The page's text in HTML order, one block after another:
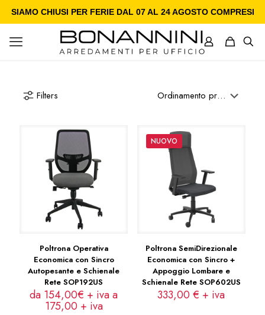
SIAMO CHIUSI PER FERIE DAL 07 AL 24 AGOSTO COMPRESI
Filters
Poltrona Operativa
Economica con Sincro
Autopesante e Schienale
Rete SOP192US
da 154,00€ + iva a
175,00 + iva
NUOVO
Poltrona SemiDirezionale
Economica con Sincro +
Appoggio Lombare e
Schienale Rete SOP602US
333,00€ + iva